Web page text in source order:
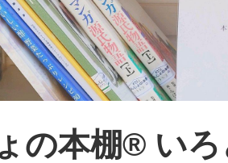
SMSの本棚® い
域に導入を